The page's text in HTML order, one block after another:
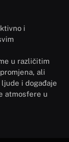
i
u različitim
ali
i događaje
atmosfere u